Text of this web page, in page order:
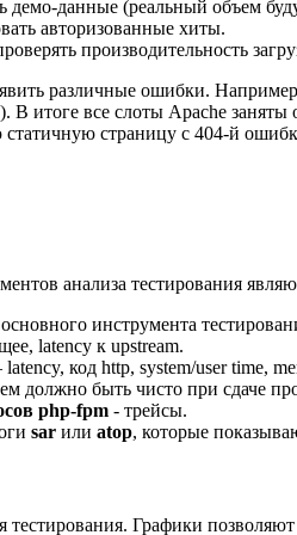
демо-данные (реальный объем
авторизованные хиты.
производительность
различные ошибки.
В итоге все слоты Apache
статичную страницу с 404-й
анализа тестирования
инструмента
latency к upstream.
latency, код http, system/user time,
должно быть чисто при сдаче
php-fpm - трейсы.
sar или atop, которые
Графики позволяют